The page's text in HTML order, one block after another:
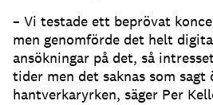
– Vi testade ett beprövat
men genomförde det helt
ansökningar på det, så
tider men det saknas som sagt
hantverkaryrken, säger Per